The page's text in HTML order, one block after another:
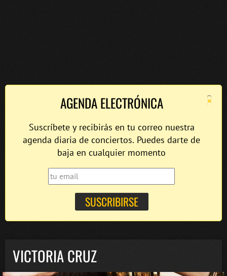
×
AGENDA ELECTRÓNICA
Suscríbete y recibirás en tu correo nuestra
agenda diaria de conciertos. Puedes darte de
baja en cualquier momento
VICTORIA CRUZ